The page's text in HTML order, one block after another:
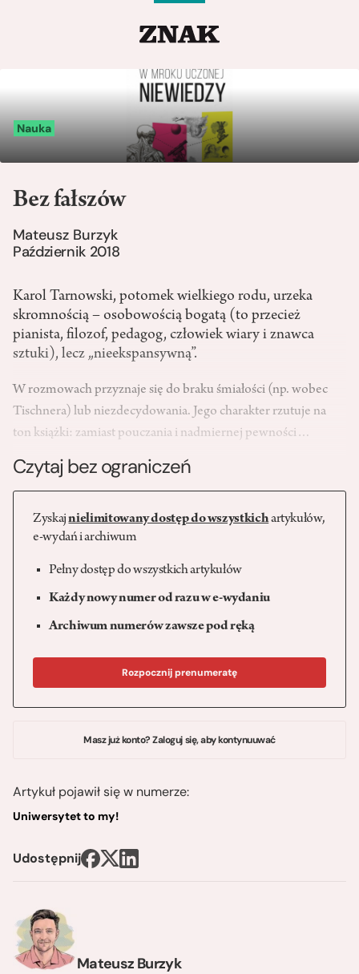
Nauka
Mateusz Burzyk
Bez fałszów
Mateusz Burzyk
Październik 2018
Karol Tarnowski, potomek wielkiego rodu, urzeka
skromnością – osobowością bogatą (to przecież
pianista, filozof, pedagog, człowiek wiary i znawca
sztuki), lecz „nieekspansywną”.
W rozmowach przyznaje się do braku śmiałości (np. wobec
Tischnera) lub niezdecydowania. Jego charakter rzutuje na
ton książki: zamiast pouczania i nadmiernej pewności…
Czytaj bez ograniczeń
Zyskajnielimitowany dostęp do wszystkichartykułów,
e-wydań i archiwum
Pełny dostęp do wszystkich artykułów
Każdy nowy numer od razu w e-wydaniu
Archiwum numerów zawsze pod ręką
Rozpocznij prenumeratę
Masz już konto? Zaloguj się, aby kontynuuwać
Artykuł pojawił się w numerze:
Uniwersytet to my!
Udostępnij